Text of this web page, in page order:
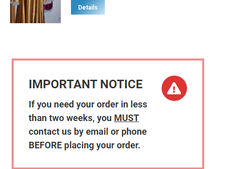
Details
This
options
be
chosen
on
the